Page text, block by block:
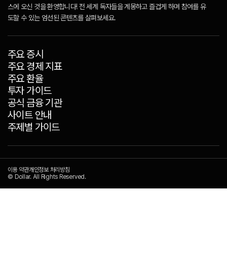
스에 오신 것을 환영합니다! 전 세계 독자들을 계몽하고 즐겁게 하며 참여를 유
도할 수 있는 엄선된 콘텐츠를 살펴보세요.
주요 증시
주요 경제 지표
주요 환율
투자 가이드
공식 금융 기관
사이트 안내
주제별 가이드
이용 약관개인정보 처리방침
© Dollar. All Rights Reserved.